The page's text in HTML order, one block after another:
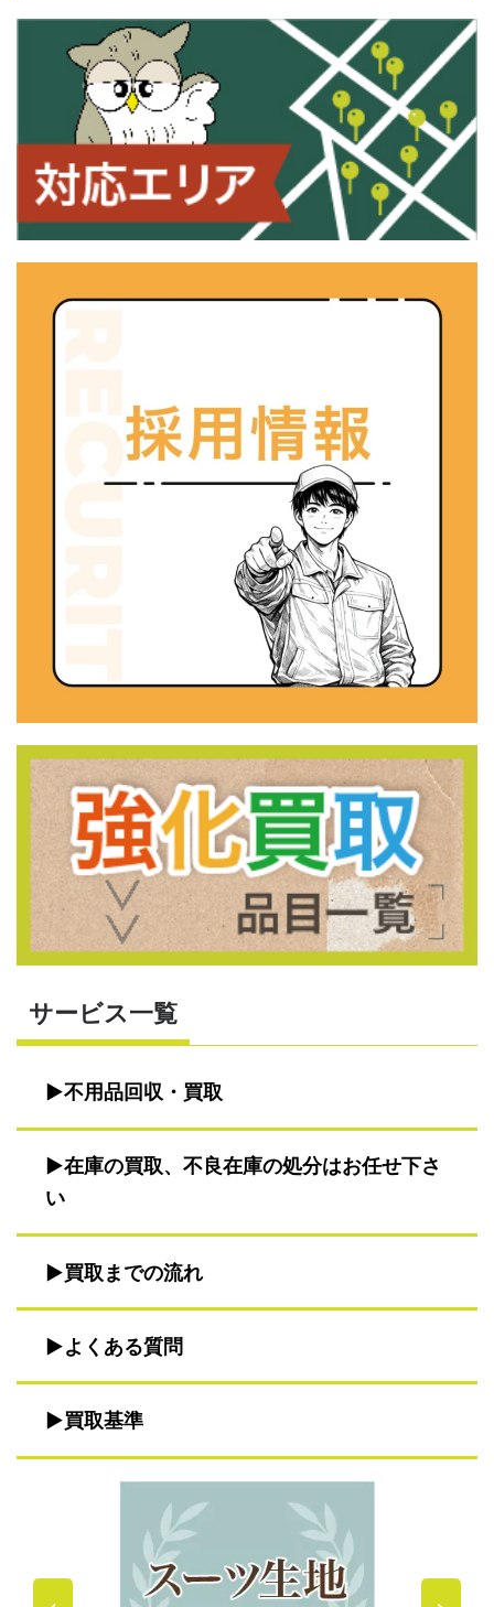
サービス一覧
不用品回収・買取
在庫の買取、不良在庫の処分はお任せ下さ
い
買取までの流れ
よくある質問
買取基準